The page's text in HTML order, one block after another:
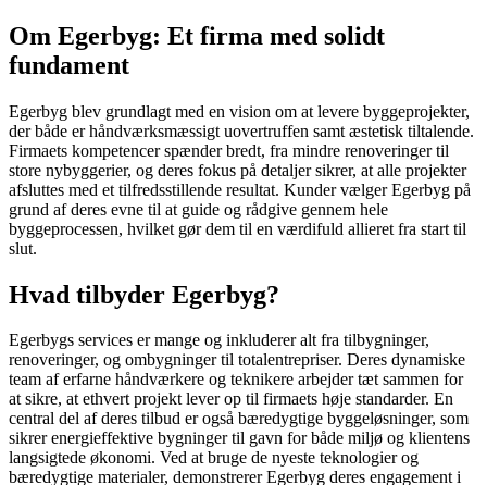
Om Egerbyg: Et firma med solidt
fundament
Egerbyg blev grundlagt med en vision om at levere byggeprojekter,
der både er håndværksmæssigt uovertruffen samt æstetisk tiltalende.
Firmaets kompetencer spænder bredt, fra mindre renoveringer til
store nybyggerier, og deres fokus på detaljer sikrer, at alle projekter
afsluttes med et tilfredsstillende resultat. Kunder vælger Egerbyg på
grund af deres evne til at guide og rådgive gennem hele
byggeprocessen, hvilket gør dem til en værdifuld allieret fra start til
slut.
Hvad tilbyder Egerbyg?
Egerbygs services er mange og inkluderer alt fra tilbygninger,
renoveringer, og ombygninger til totalentrepriser. Deres dynamiske
team af erfarne håndværkere og teknikere arbejder tæt sammen for
at sikre, at ethvert projekt lever op til firmaets høje standarder. En
central del af deres tilbud er også bæredygtige byggeløsninger, som
sikrer energieffektive bygninger til gavn for både miljø og klientens
langsigtede økonomi. Ved at bruge de nyeste teknologier og
bæredygtige materialer, demonstrerer Egerbyg deres engagement i